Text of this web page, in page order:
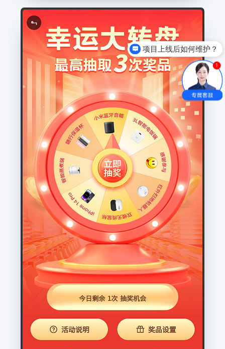
项目上线后如何维护？
异地客户该如何合作？